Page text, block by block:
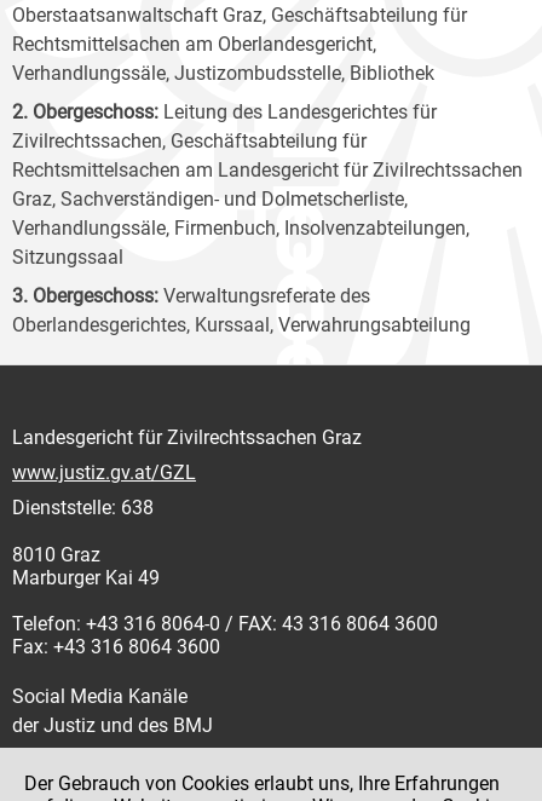
Oberstaatsanwaltschaft Graz, Geschäftsabteilung für
Rechtsmittelsachen am Oberlandesgericht,
Verhandlungssäle, Justizombudsstelle, Bibliothek
2. Obergeschoss: Leitung des Landesgerichtes für
Zivilrechtssachen, Geschäftsabteilung für
Rechtsmittelsachen am Landesgericht für Zivilrechtssachen
Graz, Sachverständigen- und Dolmetscherliste,
Verhandlungssäle, Firmenbuch, Insolvenzabteilungen,
Sitzungssaal
3. Obergeschoss: Verwaltungsreferate des
Oberlandesgerichtes, Kurssaal, Verwahrungsabteilung
Landesgericht für Zivilrechtssachen Graz
www.justiz.gv.at/GZL
Dienststelle: 638
8010 Graz
Marburger Kai 49
Telefon: +43 316 8064-0 / FAX: 43 316 8064 3600
Fax: +43 316 8064 3600
Social Media Kanäle
der Justiz und des BMJ
Der Gebrauch von Cookies erlaubt uns, Ihre Erfahrungen